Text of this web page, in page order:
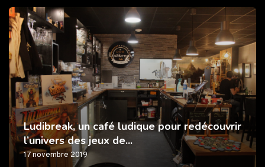
Ludibreak, un café ludique pour redécouvrir
l’univers des jeux de...
17 novembre 2019